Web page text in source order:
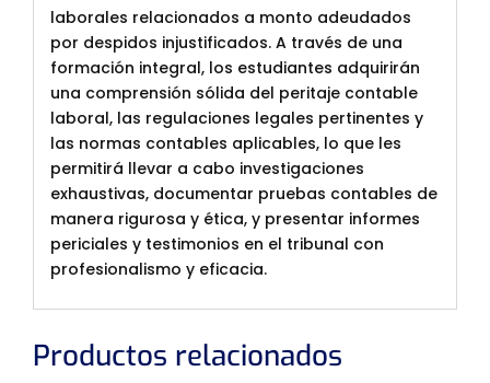
laborales relacionados a monto adeudados
por despidos injustificados. A través de una
formación integral, los estudiantes adquirirán
una comprensión sólida del peritaje contable
laboral, las regulaciones legales pertinentes y
las normas contables aplicables, lo que les
permitirá llevar a cabo investigaciones
exhaustivas, documentar pruebas contables de
manera rigurosa y ética, y presentar informes
periciales y testimonios en el tribunal con
profesionalismo y eficacia.
Productos relacionados